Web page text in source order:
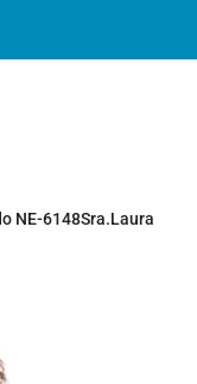
NE-6148Sra.Laura